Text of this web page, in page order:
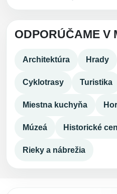
ODPORÚČAME V
Architektúra Hrady
Cyklotrasy Turistika
Miestna kuchyňa
Múzeá Historické
Rieky a nábrežia